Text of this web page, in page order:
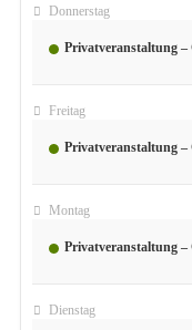
Donnerstag
Privatveranstaltung –
Freitag
Privatveranstaltung –
Montag
Privatveranstaltung –
Dienstag